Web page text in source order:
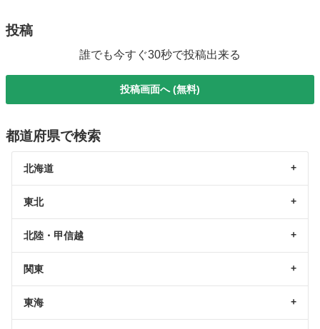
投稿
誰でも今すぐ30秒で投稿出来る
投稿画面へ (無料)
都道府県で検索
北海道
東北
北陸・甲信越
関東
東海